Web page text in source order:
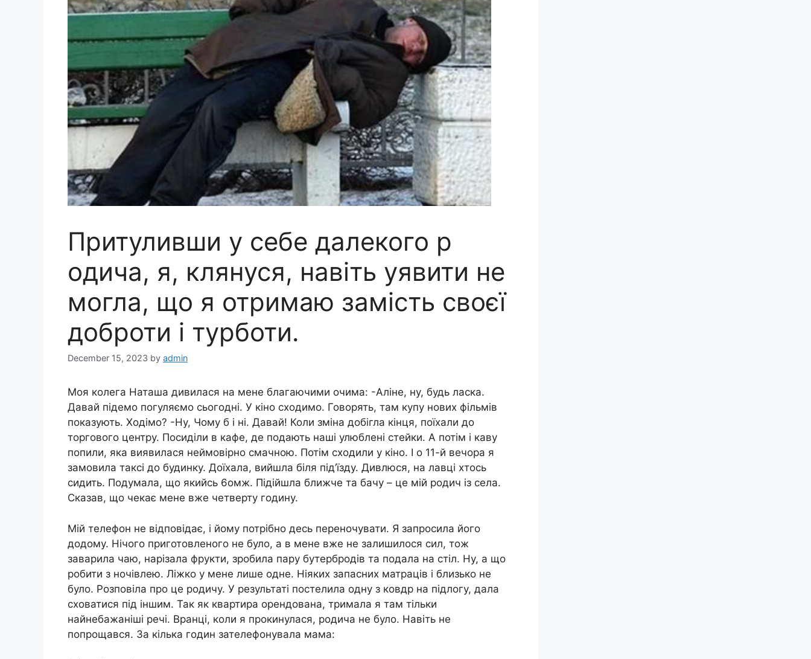
Притуливши у себе далекого р
одича, я, клянycя, навіть уявити не
могла, що я отримаю замість своєї
доброти і турботи.
December 15, 2023 by admin
Моя колега Наташа дивилася на мене благаючими очима: -Аліне, ну, будь ласка.
Давай підемо погуляємо сьогодні. У кіно сходимо. Говорять, там купу нових фільмів
показують. Ходімо? -Ну, Чому б і ні. Давай! Коли зміна добігла кінця, поїхали до
торгового центру. Посиділи в кафе, де подають наші улюблені стейки. А потім і каву
попили, яка виявилася неймовірно смачною. Потім сходили у кіно. І о 11-й вечора я
замовила таксі до будинку. Доїхала, вийшла біля під’їзду. Дивлюся, на лавці хтось
сидить. Подумала, що якийсь 6омж. Підійшла ближче та бачу – це мій родич із села.
Сказав, що чекає мене вже четверту годину.
Мій телефон не відповідає, і йому потрібно десь переночувати. Я запросила його
додому. Нічого приготовленого не було, а в мене вже не залишилося сил, тож
заварила чаю, нарізала фрукти, зробила пару бутербродів та подала на стіл. Ну, а що
робити з ночівлею. Ліжко у мене лише одне. Ніяких запасних матраців і близько не
було. Розповіла про це родичу. У результаті постелила одну з ковдр на підлогу, дала
сховатися під іншим. Так як квартира орендована, тримала я там тільки
найнебажаніші речі. Вранці, коли я прокинулася, родича не було. Навіть не
попрощався. За кілька годин зателефонувала мама: